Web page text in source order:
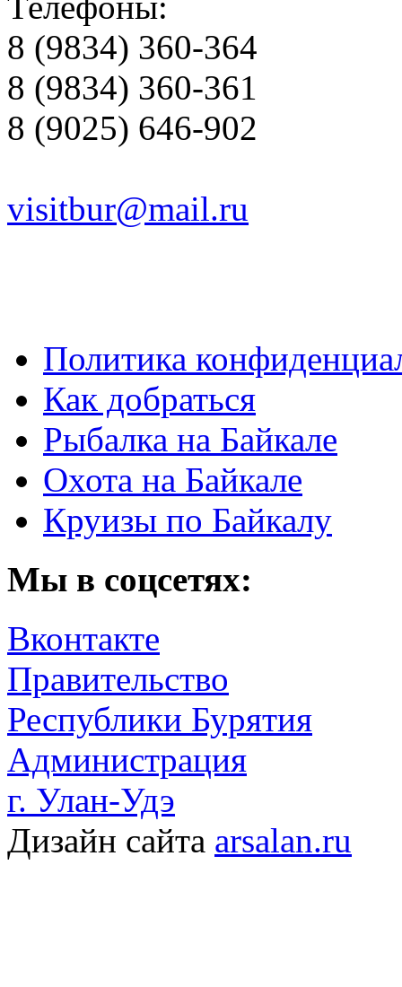
8 (9834) 360-364
8 (9834) 360-361
8 (9025) 646-902
visitbur@mail.ru
Политика
Как добраться
Рыбалка на Байкале
Охота на Байкале
Круизы по Байкалу
Мы в соцсетях:
Вконтакте
Правительство
Республики Бурятия
Администрация
г. Улан-Удэ
Дизайн сайта arsalan.ru